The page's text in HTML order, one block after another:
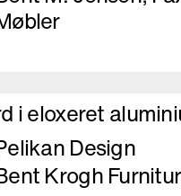
i eloxeret
Design
Krogh